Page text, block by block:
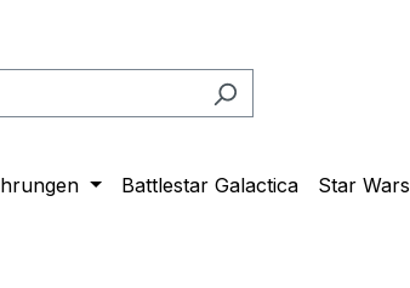
Battlestar Galactica Star Wars